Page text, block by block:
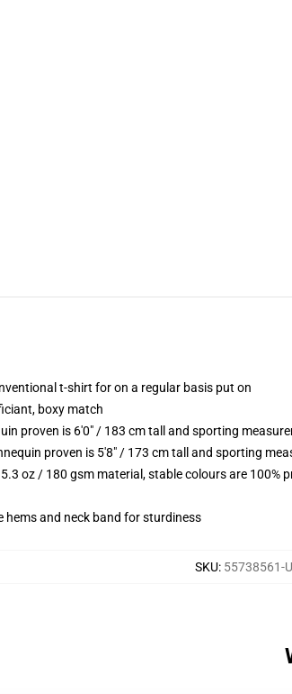
t-shirt for on a regular basis put on
boxy match
proven is 6'0" / 183 cm tall and sporting
proven is 5'8" / 173 cm tall and sporting
oz / 180 gsm material, stable colours are 100%
hems and neck band for sturdiness
SKU: 55738561-